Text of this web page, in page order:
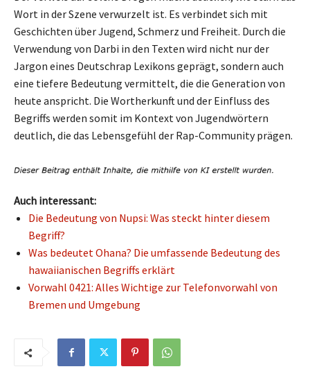
Wort in der Szene verwurzelt ist. Es verbindet sich mit
Geschichten über Jugend, Schmerz und Freiheit. Durch die
Verwendung von Darbi in den Texten wird nicht nur der
Jargon eines Deutschrap Lexikons geprägt, sondern auch
eine tiefere Bedeutung vermittelt, die die Generation von
heute anspricht. Die Wortherkunft und der Einfluss des
Begriffs werden somit im Kontext von Jugendwörtern
deutlich, die das Lebensgefühl der Rap-Community prägen.
Auch interessant:
Die Bedeutung von Nupsi: Was steckt hinter diesem
Begriff?
Was bedeutet Ohana? Die umfassende Bedeutung des
hawaiianischen Begriffs erklärt
Vorwahl 0421: Alles Wichtige zur Telefonvorwahl von
Bremen und Umgebung